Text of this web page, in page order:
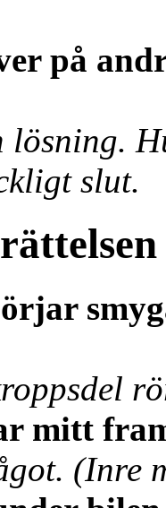
på
slut.
mitt
(Inre